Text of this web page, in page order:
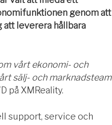
genom att
att leverera hållbara
vårt ekonomi- och
sälj- och marknadsteam
på XMReality.
support, service och